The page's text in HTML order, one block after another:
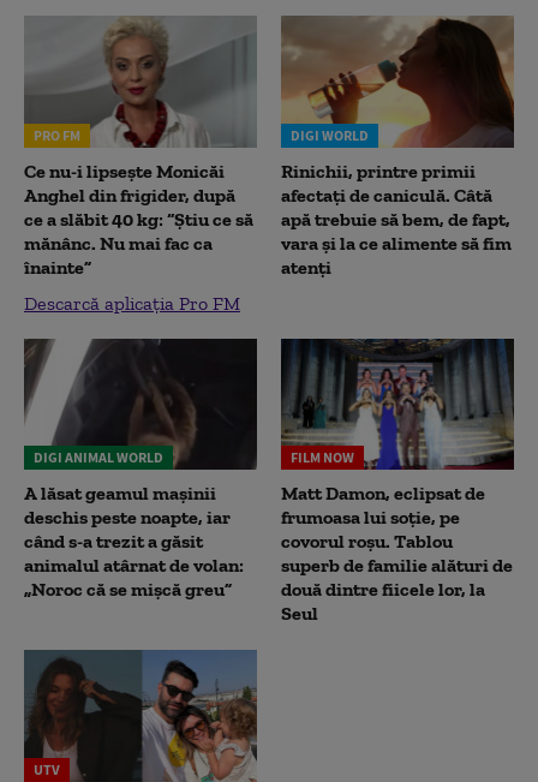
PRO FM
Ce nu-i lipsește Monicăi
Anghel din frigider, după
ce a slăbit 40 kg: “Știu ce să
mănânc. Nu mai fac ca
înainte”
Descarcă aplicația Pro FM
DIGI WORLD
Rinichii, printre primii
afectați de caniculă. Câtă
apă trebuie să bem, de fapt,
vara și la ce alimente să fim
atenți
DIGI ANIMAL WORLD
A lăsat geamul mașinii
deschis peste noapte, iar
când s-a trezit a găsit
animalul atârnat de volan:
„Noroc că se mișcă greu”
FILM NOW
Matt Damon, eclipsat de
frumoasa lui soție, pe
covorul roșu. Tablou
superb de familie alături de
două dintre fiicele lor, la
Seul
UTV